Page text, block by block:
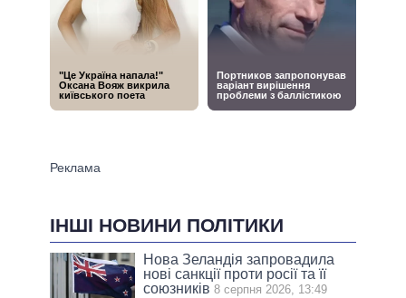
ІНШІ НОВИНИ ПОЛІТИКИ
Нова Зеландія запровадила
нові санкції проти росії та її
союзників 8 серпня 2026, 13:49